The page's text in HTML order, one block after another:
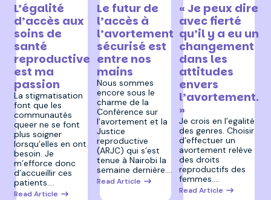
L’égalité
d’accès aux
soins de
santé
reproductive
est ma
passion
La stigmatisation
font que les
communautés
queer ne se font
plus soigner
lorsqu’elles en ont
besoin. Je
m’efforce donc
d’accueillir ces
patients.…
Read Article
Le futur de
l’accès à
l’avortement
sécurisé est
entre nos
mains
Nous sommes
encore sous le
charme de la
Conférence sur
l’avortement et la
Justice
reproductive
(ARJC) qui s’est
tenue à Nairobi la
semaine dernière.…
Read Article
« Je peux dire
avec fierté
qu’il y a eu un
changement
dans les
attitudes
envers
l’avortement.
»
Je crois en l’egalité
des genres. Choisir
d’effectuer un
avortement relève
des droits
reproductifs des
femmes.…
Read Article